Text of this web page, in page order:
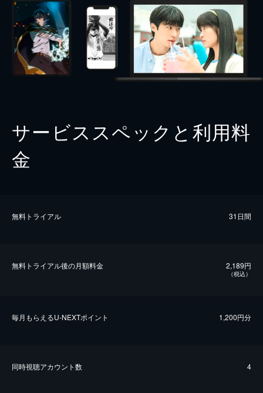
サービススペックと利用料
金
無料トライアル 31日間
無料トライアル後の⽉額料金 2,189円
（税込）
毎⽉もらえるU-NEXTポイント 1,200円分
同時視聴アカウント数 4